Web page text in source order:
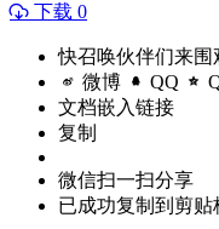
下载 0
快召唤伙伴们来围
微博 QQ
文档嵌入链接
复制
微信扫一扫分享
已成功复制到剪贴